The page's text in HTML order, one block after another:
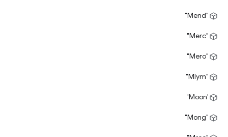
"Mend"
"Merc"
"Mero"
"Mlym"
'Moon'
"Mong"